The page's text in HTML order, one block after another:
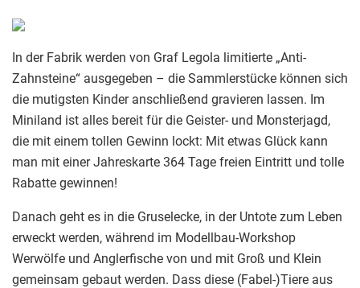
In der Fabrik werden von Graf Legola limitierte „Anti-
Zahnsteine“ ausgegeben – die Sammlerstücke können sich
die mutigsten Kinder anschließend gravieren lassen. Im
Miniland ist alles bereit für die Geister- und Monsterjagd,
die mit einem tollen Gewinn lockt: Mit etwas Glück kann
man mit einer Jahreskarte 364 Tage freien Eintritt und tolle
Rabatte gewinnen!
Danach geht es in die Gruselecke, in der Untote zum Leben
erweckt werden, während im Modellbau-Workshop
Werwölfe und Anglerfische von und mit Groß und Klein
gemeinsam gebaut werden. Dass diese (Fabel-)Tiere aus